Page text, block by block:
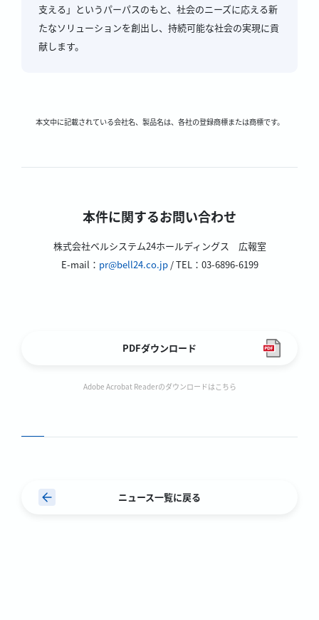
支える」というパーパスのもと、社会のニーズに応える新
たなソリューションを創出し、持続可能な社会の実現に貢
献します。
本文中に記載されている会社名、製品名は、各社の登録商標または商標です。
本件に関するお問い合わせ
株式会社ベルシステム24ホールディングス 広報室
E-mail： pr@bell24.co.jp/ TEL：03-6896-6199
PDFダウンロード
Adobe Acrobat Readerのダウンロードはこちら
ニュース一覧に戻る